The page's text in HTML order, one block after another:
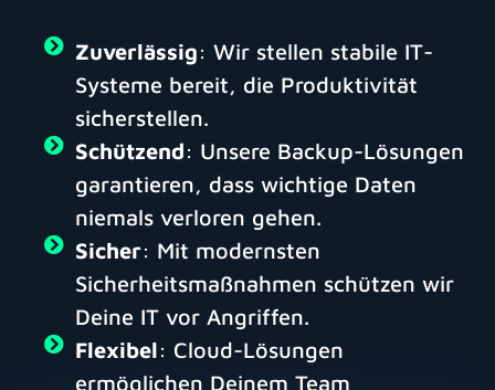
Zuverlässig: Wir stellen stabile IT-
Systeme bereit, die Produktivität
sicherstellen.
Schützend: Unsere Backup-Lösungen
garantieren, dass wichtige Daten
niemals verloren gehen.
Sicher: Mit modernsten
Sicherheitsmaßnahmen schützen wir
Deine IT vor Angriffen.
Flexibel: Cloud-Lösungen
ermöglichen Deinem Team